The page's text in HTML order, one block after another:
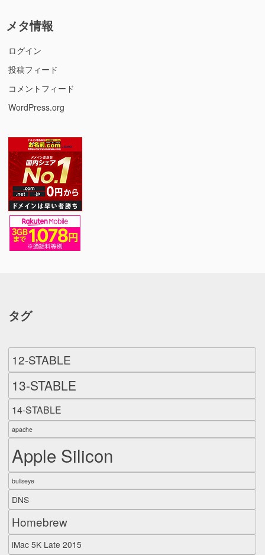
メタ情報
ログイン
投稿フィード
コメントフィード
WordPress.org
タグ
12-STABLE
13-STABLE
14-STABLE
apache
Apple Silicon
bullseye
DNS
Homebrew
iMac 5K Late 2015